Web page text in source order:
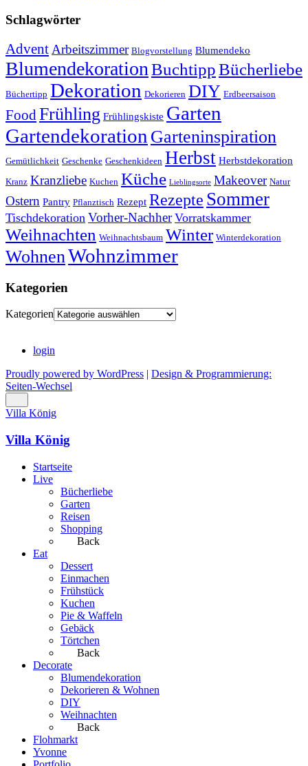
Schlagwörter
Advent Arbeitszimmer Blogvorstellung Blumendeko
Blumendekoration BuchtippBücherliebe
Büchertipp Dekoration Dekorieren DIY Erdbeersaison
FoodFrühling Frühlingskiste Garten
Gartendekoration Garteninspiration
Gemütlichkeit Geschenke Geschenkideen Herbst Herbstdekoration
Kranz Kranzliebe Kuchen Küche Lieblingsorte Makeover Natur
Ostern Pantry Pflanztisch Rezept Rezepte Sommer
Tischdekoration Vorher-Nachher Vorratskammer
Weihnachten Weihnachtsbaum Winter Winterdekoration
WohnenWohnzimmer
Kategorien
Kategorien
login
Proudly powered by WordPress
Design & Programmierung:
Seiten-Wechsel
Villa König
Villa König
Startseite
Live
Bücherliebe
Garten
Reisen
Shopping
Back
Eat
Dessert
Einmachen
Frühstück
Kuchen
Pie & Waffeln
Gebäck
Törtchen
Back
Decorate
Blumendekoration
Dekorieren & Wohnen
DIY
Weihnachten
Back
Flohmarkt
Yvonne